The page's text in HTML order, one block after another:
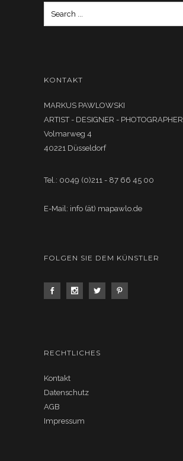
KONTAKT
MARKUS PAWLOWSKI
ARTIST - DESIGNER - PHOTOGRAPHER
Volmarweg 4
40221 Düsseldorf
Tel.: 0049 (0)211 - 87 66 45 00
E-Mail: info (ät) mapawlo.de
FOLGEN SIE DEM KÜNSTLER
RECHTLICHES
Kontakt
Datenschutz
AGB
Impressum